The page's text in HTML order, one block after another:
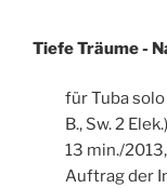
Tiefe Träume -
für Tuba
B., Sw. 2 Elek.)
13 min./
Auftrag der